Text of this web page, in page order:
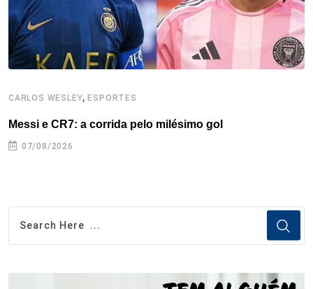
t
CARLOS WESLEY,ESPORTES
Messi e CR7: a corrida pelo milésimo gol
07/08/2026